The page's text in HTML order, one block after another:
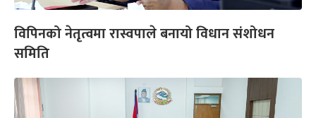
विपिनको नेतृत्वमा रास्वपाले बनायो विधान संशोधन
समिति